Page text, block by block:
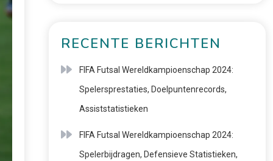
RECENTE BERICHTEN
FIFA Futsal Wereldkampioenschap 2024:
Spelersprestaties, Doelpuntenrecords,
Assiststatistieken
FIFA Futsal Wereldkampioenschap 2024:
Spelerbijdragen, Defensieve Statistieken,